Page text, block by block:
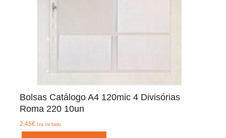
Bolsas Catálogo A4 120mic 4 Divisórias
Roma 220 10un
2,45€ Iva Incluido